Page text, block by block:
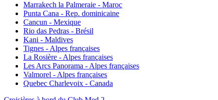
Marrakech la Palmeraie - Maroc
Punta Cana - Rep. dominicaine
Cancun - Mexique
Rio das Pedras - Brésil
Kani - Maldives
Tignes - Alpes françaises
La Rosière - Alpes françaises
Les Arcs Panorama - Alpes françaises
Valmorel - Alpes françaises
Quebec Charlevoix - Canada